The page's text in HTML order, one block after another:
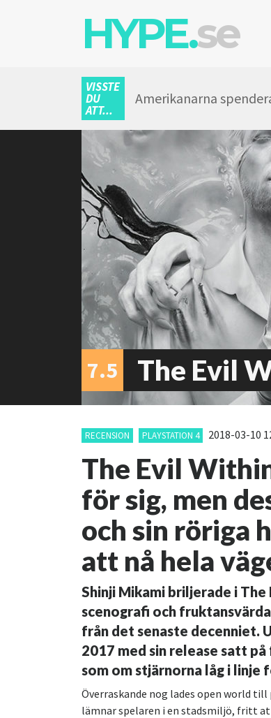
HYPE.se
VISSTE
DU
ATT...
Amerikanarna
7.5 The Evil
RECENSION PLAYSTATION 4 2018-03-10
The Evil
för sig, men
och sin röriga
att nå hela
Shinji Mikami briljerade i
scenografi och
från det senaste decenniet.
2017 med sin release satt
som om stjärnorna låg i linje
Överraskande nog lades open world
lämnar spelaren i en stadsmiljö, fritt